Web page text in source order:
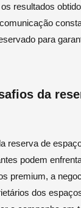
resultados
para
da
reserva de
podem
premium, a
dos